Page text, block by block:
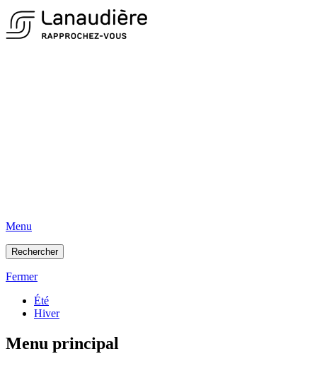
Menu
Rechercher
Fermer
Été
Hiver
Menu principal